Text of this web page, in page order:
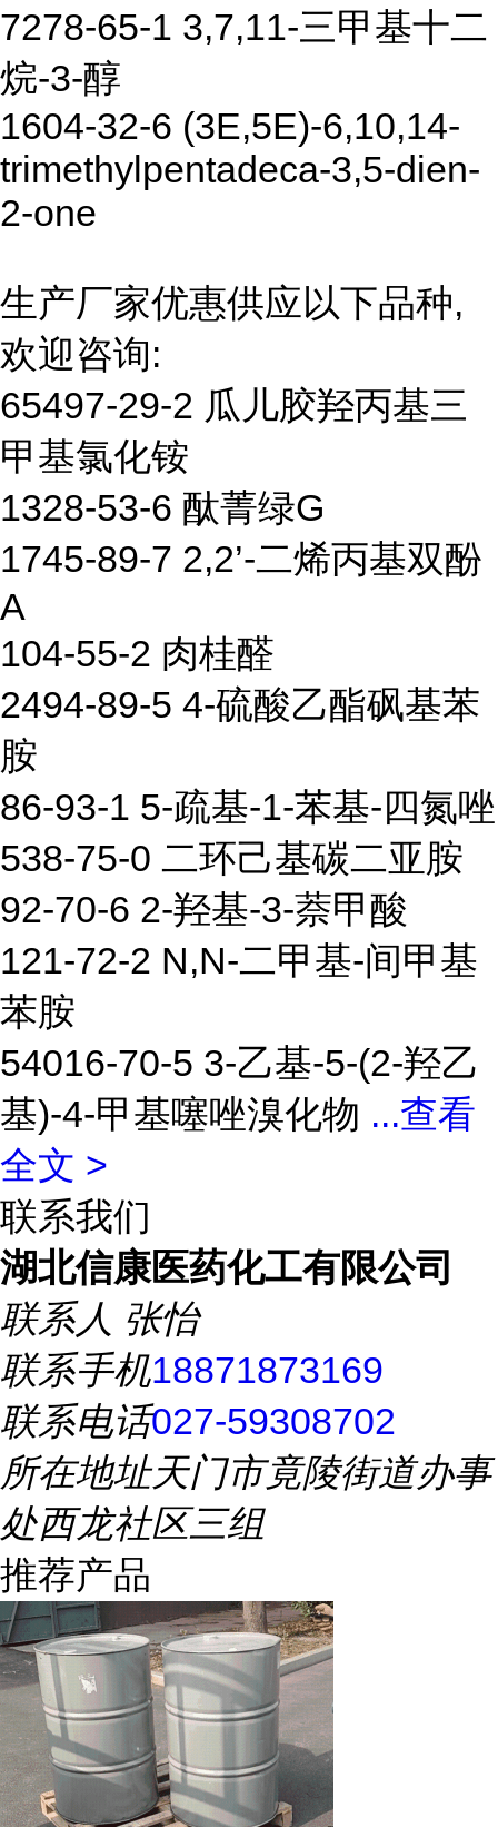
7278-65-1 3,7,11-三甲基十二
烷-3-醇
1604-32-6 (3E,5E)-6,10,14-
trimethylpentadeca-3,5-dien-
2-one
生产厂家优惠供应以下品种,
欢迎咨询:
65497-29-2 瓜儿胶羟丙基三
甲基氯化铵
1328-53-6 酞菁绿G
1745-89-7 2,2’-二烯丙基双酚
A
104-55-2 肉桂醛
2494-89-5 4-硫酸乙酯砜基苯
胺
86-93-1 5-疏基-1-苯基-四氮唑
538-75-0 二环己基碳二亚胺
92-70-6 2-羟基-3-萘甲酸
121-72-2 N,N-二甲基-间甲基
苯胺
54016-70-5 3-乙基-5-(2-羟乙
基)-4-甲基噻唑溴化物 ...查看
全文 >
联系我们
湖北信康医药化工有限公司
联系人 张怡
联系手机18871873169
联系电话027-59308702
所在地址天门市竟陵街道办事
处西龙社区三组
推荐产品